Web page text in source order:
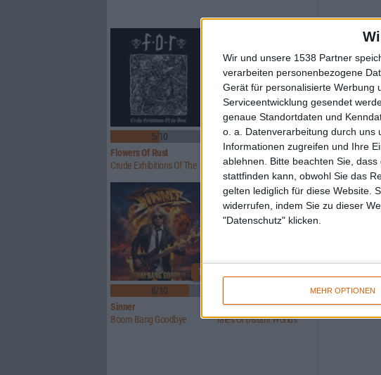
Wir und unsere 1538 Partner
verarbeiten personenbezogene
Gerät für personalisierte Werbung
Serviceentwicklung gesendet
genaue Standortdaten und
o. a. Datenverarbeitung durch uns
Informationen zugreifen und Ihre
ablehnen.
Bitte beachten Sie,
stattfinden kann, obwohl Sie das
gelten lediglich für diese Website.
widerrufen, indem Sie zu dieser
"Datenschutz" klicken.
MEHR OPTIONEN
5/10
Flowers Of Rust
8/10
Xandria
Eclipse
1
8/10
Sinner
Boom Bang Goodbye
Crusade Of Bards
Tales Of Distant Worlds